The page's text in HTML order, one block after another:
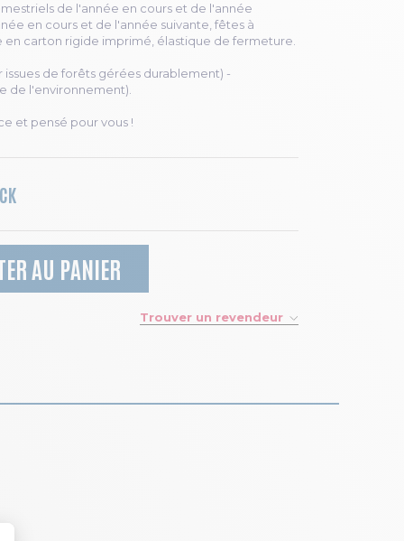
de l'année en cours et de l'année
en cours et de l'année suivante, fêtes à
en carton rigide imprimé, élastique de fermeture.
de forêts gérées durablement) -
de l'environnement).
et pensé pour vous !
AU PANIER
Trouver un revendeur